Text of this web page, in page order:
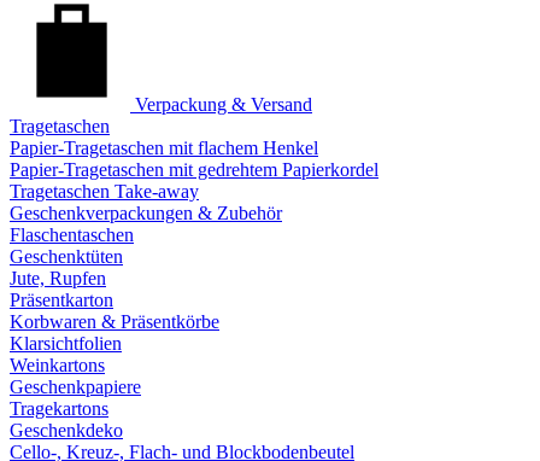
Verpackung & Versand
Tragetaschen
Papier-Tragetaschen mit flachem Henkel
Papier-Tragetaschen mit gedrehtem Papierkordel
Tragetaschen Take-away
Geschenkverpackungen & Zubehör
Flaschentaschen
Geschenktüten
Jute, Rupfen
Präsentkarton
Korbwaren & Präsentkörbe
Klarsichtfolien
Weinkartons
Geschenkpapiere
Tragekartons
Geschenkdeko
Cello-, Kreuz-, Flach- und Blockbodenbeutel